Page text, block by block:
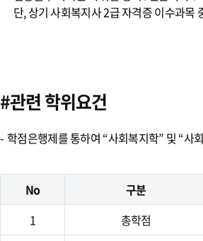
단, 상기 사회복지사 2급 자격증 이수과목
#관련 학위요건
학점은행제를 통하여 “사회복지학” 및 “사
No 구분
1
총학점